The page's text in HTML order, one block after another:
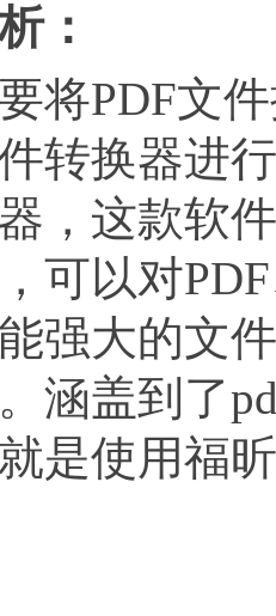
：
PDF文件
转换器进
，这款软
可以对
强大的文
涵盖到了
是使用福